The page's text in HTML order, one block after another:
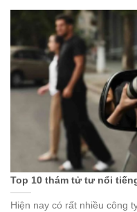
Top 10 thám tử tư nổi
Hiện nay có rất nhiều công